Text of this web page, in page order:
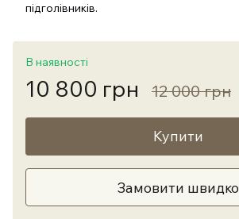
підголівників.
В наявності
10 800 грн 12 000 грн
Купити
Замовити швидко